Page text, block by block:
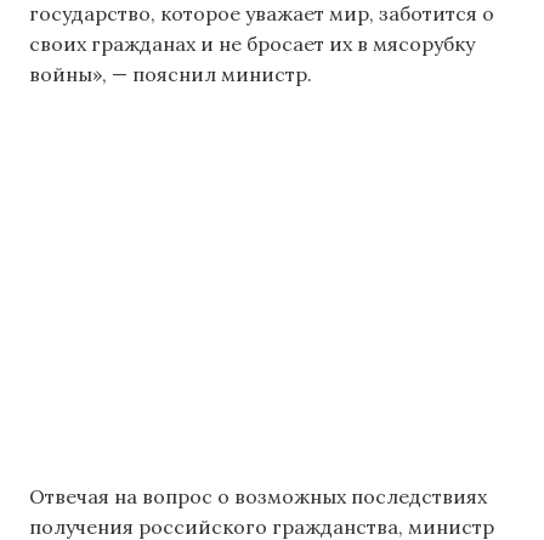
государство, которое уважает мир, заботится о
своих гражданах и не бросает их в мясорубку
войны», — пояснил министр.
Отвечая на вопрос о возможных последствиях
получения российского гражданства, министр